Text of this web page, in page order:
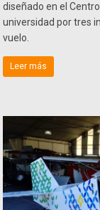
diseñado en el
universidad por tres
vuelo.
Leer más